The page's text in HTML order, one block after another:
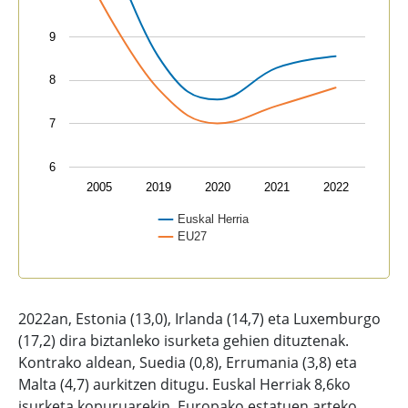
Euskal Herria
EU27
2005 2019 2020 2021 2022
6
7
8
9
2022an, Estonia (13,0), Irlanda (14,7) eta Luxemburgo
(17,2) dira biztanleko isurketa gehien dituztenak.
Kontrako aldean, Suedia (0,8), Errumania (3,8) eta
Malta (4,7) aurkitzen ditugu. Euskal Herriak 8,6ko